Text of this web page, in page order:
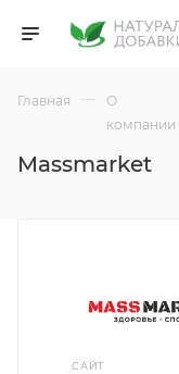
Главная —
О
компании
Massmarket
САЙТ